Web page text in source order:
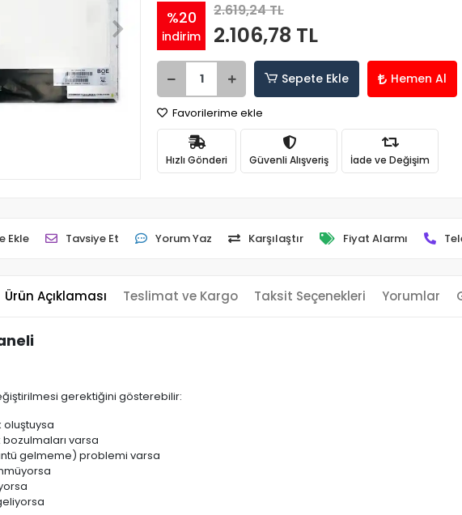
%20
indirim
2.619,24 TL
2.106,78 TL
Sepete Ekle Hemen Al
Favorilerime ekle
Hızlı Gönderi Güvenli Alışveriş İade ve Değişim
Ekle Tavsiye Et Yorum Yaz Karşılaştır Fiyat Alarmı
Ürün Açıklaması Teslimat ve Kargo Taksit Seçenekleri Yorumlar
gerektiğini gösterebilir:
oluştuysa
varsa
gelmeme) problemi varsa